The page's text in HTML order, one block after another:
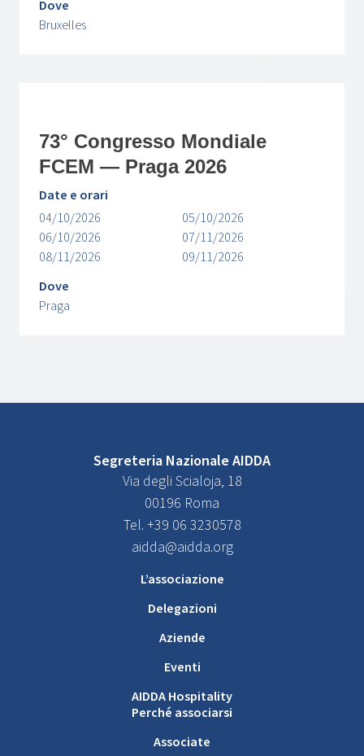
Dove
Bruxelles
73° Congresso Mondiale
FCEM — Praga 2026
Date e orari
04/10/2026
05/10/2026
06/10/2026
07/11/2026
08/11/2026
09/11/2026
Dove
Praga
Segreteria Nazionale AIDDA
Via degli Scialoja, 18
00196 Roma
Tel. +39 06 3230578
aidda@aidda.org
L’associazione
Delegazioni
Aziende
Eventi
AIDDA Hospitality
Perché associarsi
Associate